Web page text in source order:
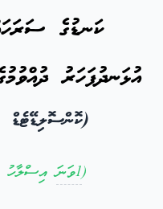
ކަނޑުގެ
އުޅަނދުފަހަރު
(ކޮންސޮލިޑޭޓެޑް ނަންބަރު
(1ވަނަ އިސްލާހު